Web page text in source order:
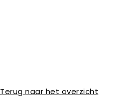
Terug naar het overzicht